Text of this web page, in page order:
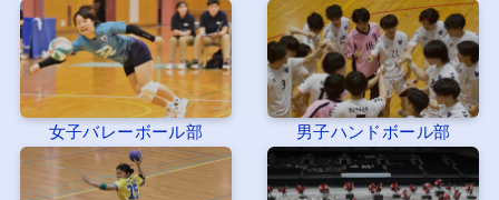
女子バレーボール部 男子ハンドボール部